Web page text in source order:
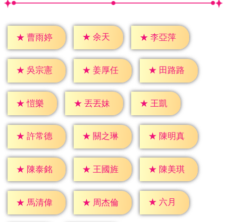
★ 曹雨婷 ★ 余天 ★ 李亞萍
★ 吳宗憲 ★ 姜厚任 ★ 田路路
★ 愷樂 ★ 丟丟妹 ★ 王凱
★ 許常德 ★ 關之琳 ★ 陳明真
★ 陳泰銘 ★ 王國旌 ★ 陳美琪
★ 馬清偉 ★ 周杰倫 ★ 六月